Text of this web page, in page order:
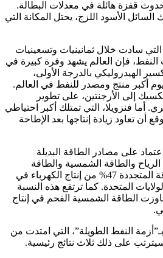
إلى 13%، أو حدوث قفزة هائلة في معدلات البطالة.
الأسود اللزج، يحتل المكانة التي
سادت خلال ثمانينيات وتسعينيات
فإن العالم يشهد وفرة كبيرة في
الهيدروليكي بالدرجة الأولى،
أكبر منتج ومصدر للنفط في العالم.
إلى الأرجنتين، على تطوير
أما فنزويلا، التي تمتلك أكبر احتياطي
أن تعاود زيادة إنتاجها بعد الإطاحة
على مصادر الطاقة البديلة
والطاقة الشمسية والطاقة
النووية. وتمثل مصادر الطاقة المتجددة 47% من إنتاج الكهرباء في
و26% في الولايات المتحدة. كما ترتفع هذه النسبة
الطاقة الشمسية الفحم في إنتاج
النفط الطويلة”، التي امتدت من